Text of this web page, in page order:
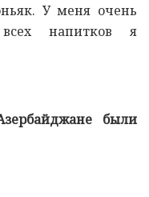
У меня очень
напитков я
были